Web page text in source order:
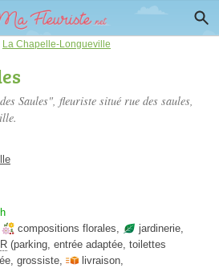
La Chapelle-Longueville
Saules", fleuriste situé rue des saules,
compositions florales, jardinerie,
(parking, entrée adaptée, toilettes
, grossiste, livraison,